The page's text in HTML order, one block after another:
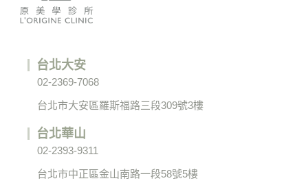
台北大安
02-2369-7068
台北市大安區羅斯福路三段309號3樓
台北華山
02-2393-9311
台北市中正區金山南路一段58號5樓